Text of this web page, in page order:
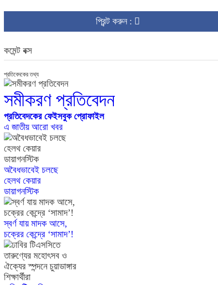
প্রিন্ট করুন :
কমেন্ট বক্স
প্রতিবেদকের তথ্য
সমীকরণ প্রতিবেদন
প্রতিবেদকের ফেইসবুক প্রোফাইল
এ জাতীয় আরো খবর
অবৈধভাবেই চলছে
হেলথ কেয়ার
ডায়াগনস্টিক
স্বর্ণ যায় মাদক আসে,
চক্রের কেন্দ্রে ‘সামাদ’!